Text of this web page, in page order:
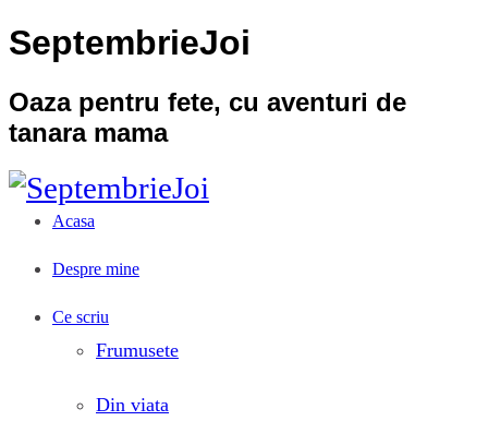
SeptembrieJoi
Oaza pentru fete, cu aventuri de
tanara mama
Acasa
Despre mine
Ce scriu
Frumusete
Din viata